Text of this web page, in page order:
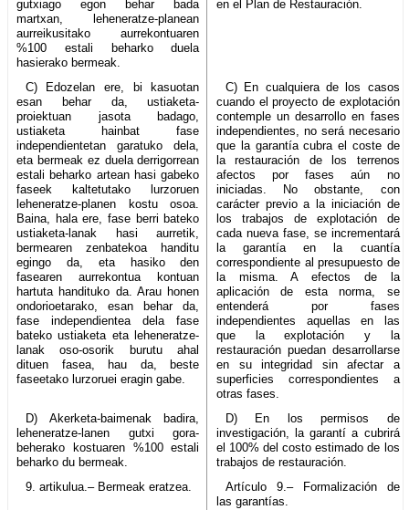
gutxiago egon behar bada
martxan, leheneratze-planean
aurreikusitako aurrekontuaren
%100 estali beharko duela
hasierako bermeak.
en el Plan de Restauración.
C) Edozelan ere, bi kasuotan
esan behar da, ustiaketa-
proiektuan jasota badago,
ustiaketa hainbat fase
independientetan garatuko dela,
eta bermeak ez duela derrigorrean
estali beharko artean hasi gabeko
faseek kaltetutako lurzoruen
leheneratze-planen kostu osoa.
Baina, hala ere, fase berri bateko
ustiaketa-lanak hasi aurretik,
bermearen zenbatekoa handitu
egingo da, eta hasiko den
fasearen aurrekontua kontuan
hartuta handituko da. Arau honen
ondorioetarako, esan behar da,
fase independientea dela fase
bateko ustiaketa eta leheneratze-
lanak oso-osorik burutu ahal
dituen fasea, hau da, beste
faseetako lurzoruei eragin gabe.
C) En cualquiera de los casos
cuando el proyecto de explotación
contemple un desarrollo en fases
independientes, no será necesario
que la garantía cubra el coste de
la restauración de los terrenos
afectos por fases aún no
iniciadas. No obstante, con
carácter previo a la iniciación de
los trabajos de explotación de
cada nueva fase, se incrementará
la garantía en la cuantía
correspondiente al presupuesto de
la misma. A efectos de la
aplicación de esta norma, se
entenderá por fases
independientes aquellas en las
que la explotación y la
restauración puedan desarrollarse
en su integridad sin afectar a
superficies correspondientes a
otras fases.
D) Akerketa-baimenak badira,
leheneratze-lanen gutxi gora-
beherako kostuaren %100 estali
beharko du bermeak.
D) En los permisos de
investigación, la garantí a cubrirá
el 100% del costo estimado de los
trabajos de restauración.
9. artikulua.– Bermeak eratzea.
Artículo 9.– Formalización de
las garantías.